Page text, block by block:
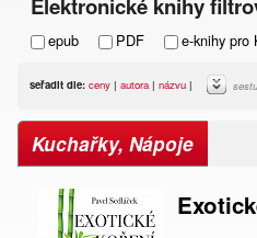
Elektronické knihy
epub PDF e-knihy pro
seřadit dle: ceny | autora | názvu |
Kuchařky, Nápoje